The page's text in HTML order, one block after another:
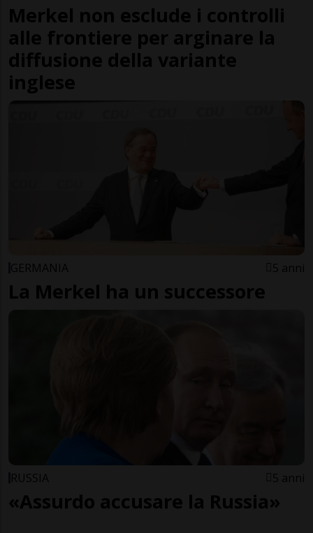
Merkel non esclude i controlli
alle frontiere per arginare la
diffusione della variante
inglese
GERMANIA 5 anni
La Merkel ha un successore
RUSSIA 5 anni
«Assurdo accusare la Russia»